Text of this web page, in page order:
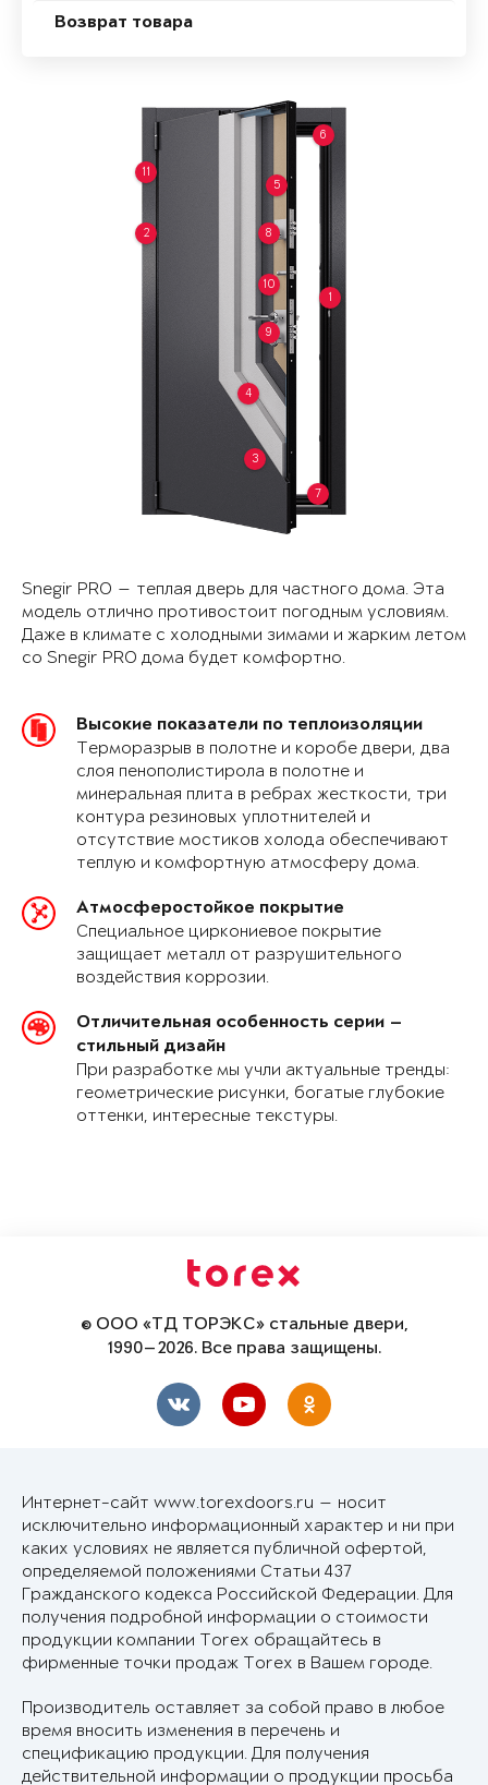
Возврат товара
1
2
3
4
5
6
7
8
9
10
11
Snegir PRO — теплая дверь для частного дома. Эта
модель отлично противостоит погодным условиям.
Даже в климате с холодными зимами и жарким летом
со Snegir PRO дома будет комфортно.
Высокие показатели по теплоизоляции
Терморазрыв в полотне и коробе двери, два
слоя пенополистирола в полотне и
минеральная плита в ребрах жесткости, три
контура резиновых уплотнителей и
отсутствие мостиков холода обеспечивают
теплую и комфортную атмосферу дома.
Атмосферостойкое покрытие
Специальное циркониевое покрытие
защищает металл от разрушительного
воздействия коррозии.
Отличительная особенность серии —
стильный дизайн
При разработке мы учли актуальные тренды:
геометрические рисунки, богатые глубокие
оттенки, интересные текстуры.
© ООО «ТД ТОРЭКС» стальные двери,
1990—2026. Все права защищены.
Интернет-сайт www.torexdoors.ru — носит
исключительно информационный характер и ни при
каких условиях не является публичной офертой,
определяемой положениями Статьи 437
Гражданского кодекса Российской Федерации. Для
получения подробной информации о стоимости
продукции компании Torex обращайтесь в
фирменные точки продаж Torex в Вашем городе.
Производитель оставляет за собой право в любое
время вносить изменения в перечень и
спецификацию продукции. Для получения
действительной информации о продукции просьба